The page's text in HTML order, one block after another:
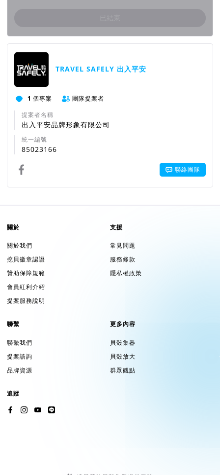
募款結束後，出入平安預計扣除商品成本+平台費+發票
稅後會捐出70%購買救護器材或救護車
以募款100萬為例：募款平台+發票稅$120,000(12%)及
100萬-12萬-30萬=58萬(捐款款項)
誰都無法確定這專案的結果，
期待執行公益集資專案
我們品牌名稱是出入平安，
但必須也希望賦予出入平安這四個字更多意義
就算沒有募款成功，對的住自己的靈魂與品牌更重要！
的比例可參考：04 公益集資計劃金流
因規定不能用台灣各縣市的消防單位名義發起募款活
動，若使用消防單位名義該單位將拒收捐贈物
捐贈的縣市會在專案達成目標金額後公佈，目前已有為
設備捐贈報價：
TRAVEL SAFELY 出入平安
1 個專案
團隊提案者
提案者名稱
出入平安品牌形象有限公司
統一編號
85023166
聯絡團隊
關於
關於我們
挖貝徽章認證
贊助保障規範
會員紅利介紹
提案服務說明
支援
常見問題
服務條款
隱私權政策
聯繫
聯繫我們
提案諮詢
品牌資源
更多內容
貝殼集器
貝殼放大
群眾觀點
追蹤